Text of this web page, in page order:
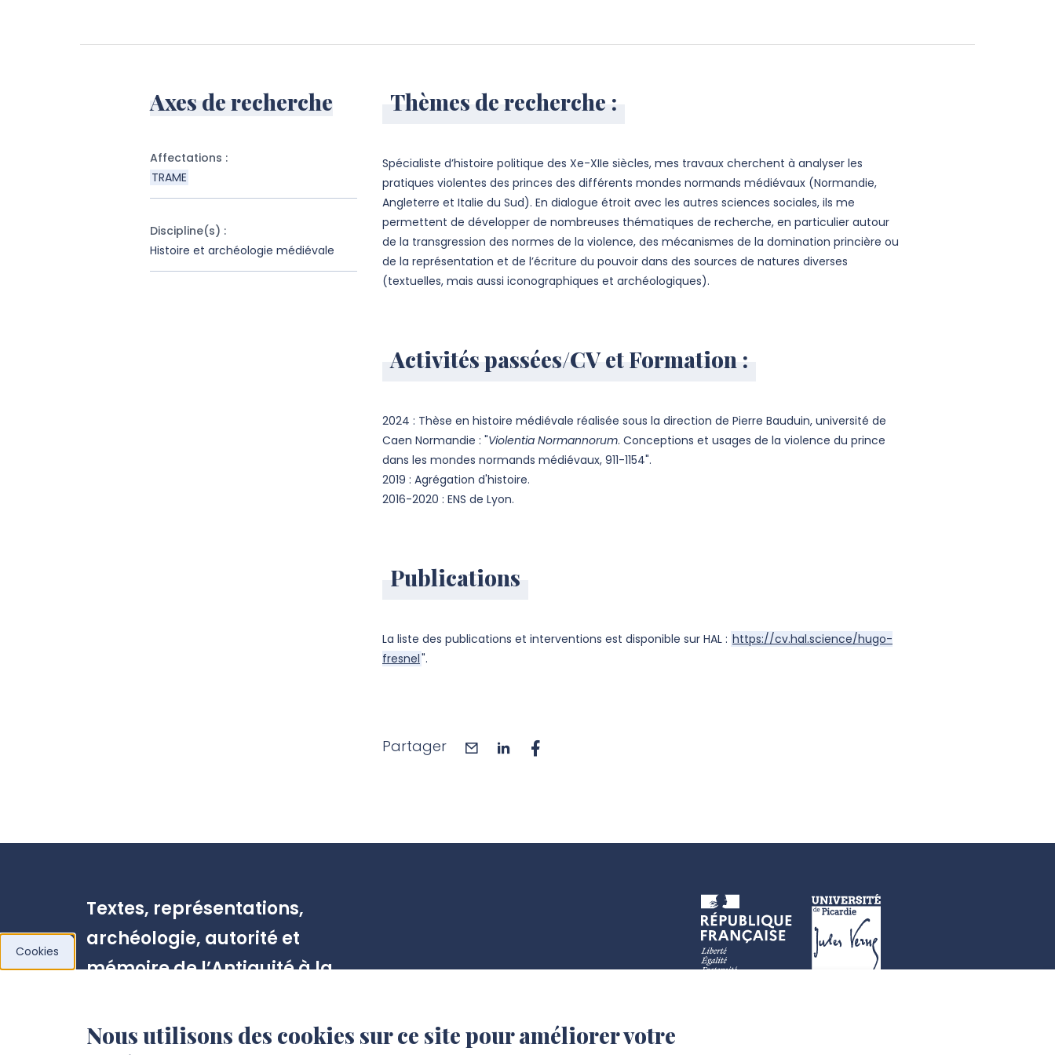
Axes de recherche
Affectations :
TRAME
Discipline(s) :
Histoire et archéologie médiévale
Thèmes de recherche :
Spécialiste d’histoire politique des Xe-XIIe siècles, mes travaux cherchent à analyser les
pratiques violentes des princes des différents mondes normands médiévaux (Normandie,
Angleterre et Italie du Sud). En dialogue étroit avec les autres sciences sociales, ils me
permettent de développer de nombreuses thématiques de recherche, en particulier autour
de la transgression des normes de la violence, des mécanismes de la domination princière ou
de la représentation et de l’écriture du pouvoir dans des sources de natures diverses
(textuelles, mais aussi iconographiques et archéologiques).
Activités passées/CV et Formation :
2024 : Thèse en histoire médiévale réalisée sous la direction de Pierre Bauduin, université de
Caen Normandie : "Violentia Normannorum. Conceptions et usages de la violence du prince
dans les mondes normands médiévaux, 911-1154".
2019 : Agrégation d'histoire.
2016-2020 : ENS de Lyon.
Publications
La liste des publications et interventions est disponible sur HAL : https://cv.hal.science/hugo-
fresnel".
Partager maillinkedin
Textes, représentations,
archéologie, autorité et
mémoire de l’Antiquité à la
Pôle Citadelle
Cookies
Nous utilisons des cookies sur ce site pour améliorer votre